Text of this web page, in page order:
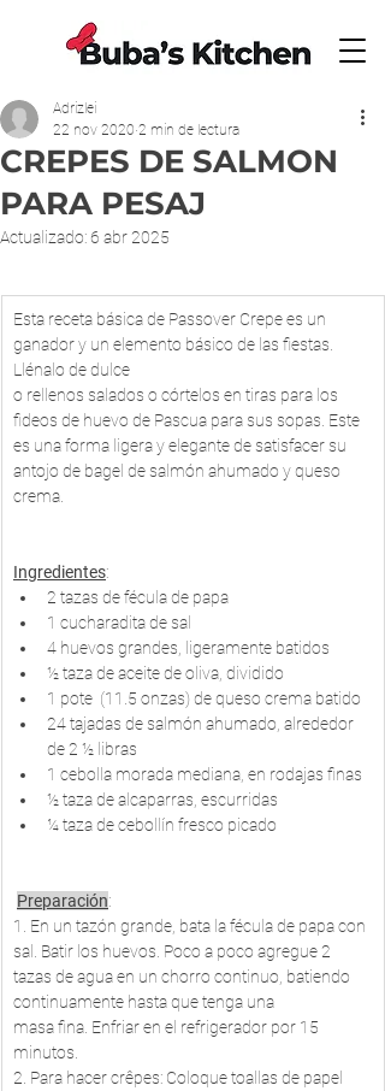
CREPES DE SALMON
PARA PESAJ
Adrizlei
22 nov 2020 2 min de lectura
Actualizado: 6 abr 2025
​Esta receta básica de Passover Crepe es un
ganador y un elemento básico de las fiestas.
Llénalo de dulce
o rellenos salados o córtelos en tiras para los
fideos de huevo de Pascua para sus sopas. Este
es una forma ligera y elegante de satisfacer su
antojo de bagel de salmón ahumado y queso
crema.
Ingredientes:
2 tazas de fécula de papa
1 cucharadita de sal
4 huevos grandes, ligeramente batidos
½ taza de aceite de oliva, dividido
1 pote  (11.5 onzas) de queso crema batido
24 tajadas de salmón ahumado, alrededor
de 2 ½ libras
1 cebolla morada mediana, en rodajas finas
½ taza de alcaparras, escurridas
¼ taza de cebollín fresco picado
Preparación:
1. En un tazón grande, bata la fécula de papa con
sal. Batir los huevos. Poco a poco agregue 2
tazas de agua en un chorro continuo, batiendo
continuamente hasta que tenga una
masa fina. Enfriar en el refrigerador por 15
minutos.
2. Para hacer crêpes: Coloque toallas de papel